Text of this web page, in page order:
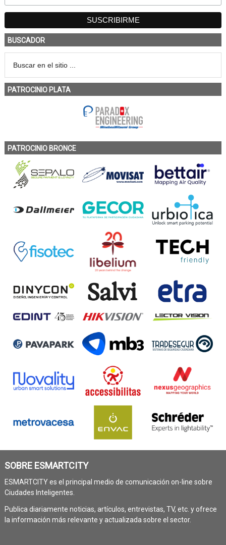
BUSCADOR
PATROCINIO PLATA
PATROCINIO BRONCE
SOBRE ESMARTCITY
ESMARTCITY es el principal medio de comunicación on-line sobre
Ciudades Inteligentes.
Publica diariamente noticias, artículos, entrevistas, TV, etc. y ofrece
la información más relevante y actualizada sobre el sector.